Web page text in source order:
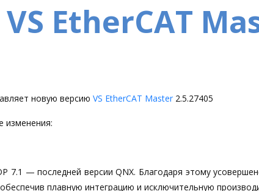
EtherCAT
новую версиюVS EtherCAT Master 2.5.27405
изменения:
7.1 — последней версии QNX. Благодаря этому
плавную интеграцию и исключительную